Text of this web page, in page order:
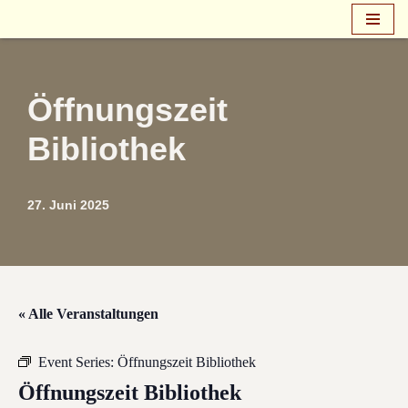
springen
Öffnungszeit
Bibliothek
27. Juni 2025
« Alle Veranstaltungen
Event Series: Öffnungszeit Bibliothek
Öffnungszeit Bibliothek